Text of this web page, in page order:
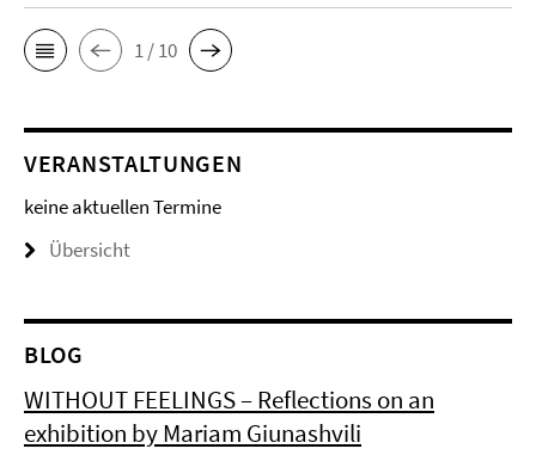
1 / 10
VERANSTALTUNGEN
keine aktuellen Termine
Übersicht
BLOG
WITHOUT FEELINGS – Reflections on an
exhibition by Mariam Giunashvili